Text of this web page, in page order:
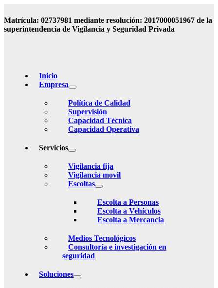
Matrícula: 02737981 mediante resolución: 2017000051967 de la
superintendencia de Vigilancia y Seguridad Privada
Inicio
Empresa
Política de Calidad
Supervisión
Capacidad Técnica
Capacidad Operativa
Servicios
Vigilancia fija
Vigilancia movil
Escoltas
Escolta a Personas
Escolta a Vehículos
Escolta a Mercancia
Medios Tecnológicos
Consultoría e investigación en
seguridad
Soluciones